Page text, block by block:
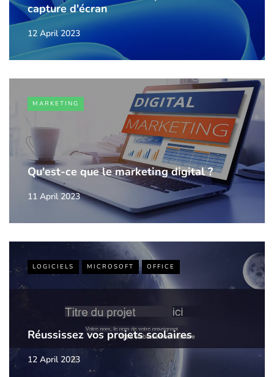
capture d'écran
12 April 2023
MARKETING
Qu'est-ce que le marketing digital ?
11 April 2023
LOGICIELS MICROSOFT OFFICE
Réussissez vos projets scolaires
12 April 2023